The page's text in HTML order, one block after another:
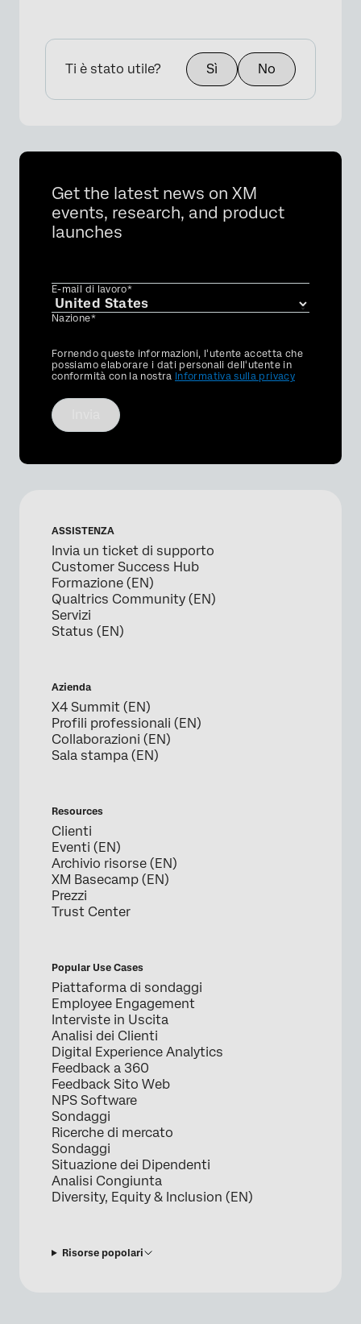
Ti è stato utile? Sì No
Get the latest news on XM
events, research, and product
launches
E-mail di lavoro*
Nazione*
Privacy
Optin
Fornendo queste informazioni, l'utente accetta che
possiamo elaborare i dati personali dell'utente in
conformità con la nostra Informativa sulla privacy
ASSISTENZA
Invia un ticket di supporto
Customer Success Hub
Formazione (EN)
Qualtrics Community (EN)
Servizi
Status (EN)
Azienda
X4 Summit (EN)
Profili professionali (EN)
Collaborazioni (EN)
Sala stampa (EN)
Resources
Clienti
Eventi (EN)
Archivio risorse (EN)
XM Basecamp (EN)
Prezzi
Trust Center
Popular Use Cases
Piattaforma di sondaggi
Employee Engagement
Interviste in Uscita
Analisi dei Clienti
Digital Experience Analytics
Feedback a 360
Feedback Sito Web
NPS Software
Sondaggi
Ricerche di mercato
Sondaggi
Situazione dei Dipendenti
Analisi Congiunta
Diversity, Equity & Inclusion (EN)
Risorse popolari